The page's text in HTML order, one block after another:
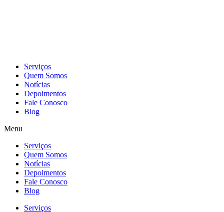
Serviços
Quem Somos
Notícias
Depoimentos
Fale Conosco
Blog
Menu
Serviços
Quem Somos
Notícias
Depoimentos
Fale Conosco
Blog
Serviços